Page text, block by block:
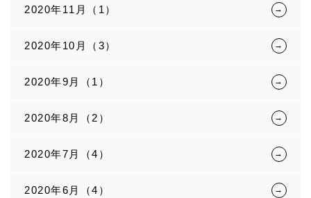
2020年11月（1）
2020年10月（3）
2020年9月（1）
2020年8月（2）
2020年7月（4）
2020年6月（4）